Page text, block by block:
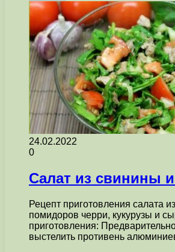
24.02.2022
0
Салат из свинины
Рецепт приготовления салата
помидоров черри, кукурузы и
приготовления: Предварительно
выстелить противень